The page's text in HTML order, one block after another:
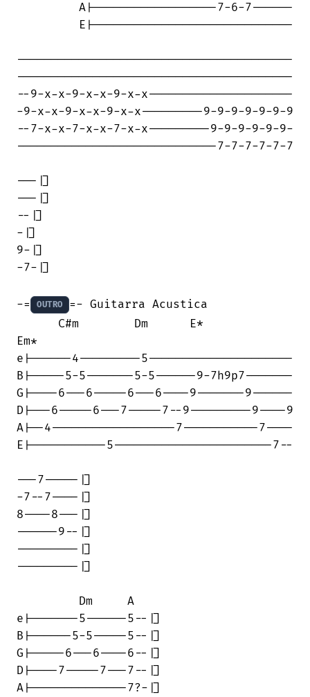
         A|------------------7-6-7------
         E|-----------------------------
----------------------------------------
----------------------------------------
--9-x-x-9-x-x-9-x-x---------------------
-9-x-x-9-x-x-9-x-x---------9-9-9-9-9-9-9
--7-x-x-7-x-x-7-x-x---------9-9-9-9-9-9-
-----------------------------7-7-7-7-7-7
---|]
---|]
--|]
-|]
9-|]
-7-|]
-= OUTRO
=- Guitarra Acustica
      C#m        Dm      E*
Em*
e|------4---------5---------------------
B|-----5-5-------5-5------9-7h9p7-------
G|----6---6-----6---6----9-------9------
D|---6-----6---7-----7--9---------9----9
A|--4------------------7-----------7----
E|-----------5-----------------------7--
---7-----|]
-7--7----|]
8----8---|]
------9--|]
---------|]
---------|]
         Dm     A
e|-------5------5--|]
B|------5-5-----5--|]
G|-----6---6----6--|]
D|----7-----7---7--|]
A|--------------7?-|]